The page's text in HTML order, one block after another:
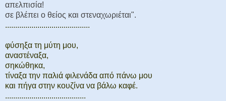
απελπισία!
σε βλέπει ο θείος και στεναχωριέται".
..........................................
φύσηξα τη μύτη μου,
αναστέναξα,
σηκώθηκα,
τίναξα την παλιά φιλενάδα από πάνω μου
και πήγα στην κουζίνα να βάλω καφέ.
........................................